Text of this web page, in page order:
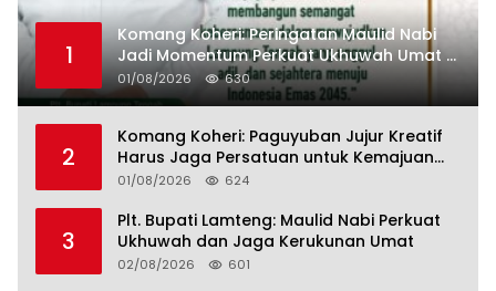
1
Komang Koheri: Peringatan Maulid Nabi
Jadi Momentum Perkuat Ukhuwah Umat di
Lampung Tengah
01/08/2026 630
2
Komang Koheri: Paguyuban Jujur Kreatif
Harus Jaga Persatuan untuk Kemajuan
Lampung Tengah
01/08/2026 624
3
Plt. Bupati Lamteng: Maulid Nabi Perkuat
Ukhuwah dan Jaga Kerukunan Umat
02/08/2026 601